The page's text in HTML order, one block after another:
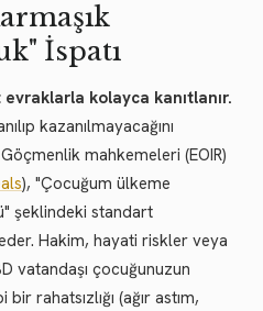
İspatı
kolayca kanıtlanır.
kazanılmayacağını
mahkemeleri (EOIR)
), "Çocuğum ülkeme
şeklindeki standart
Hakim, hayati riskler veya
vatandaşı çocuğunuzun
rahatsızlığı (ağır astım,